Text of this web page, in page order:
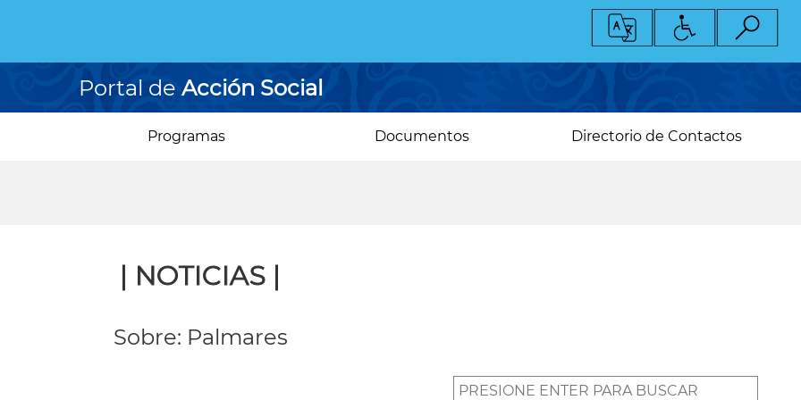
Portal de Acción Social
Programas Documentos Directorio de Contactos
| NOTICIAS |
Sobre: Palmares